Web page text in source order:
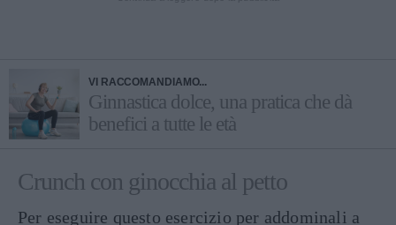
VI RACCOMANDIAMO...
Ginnastica dolce, una pratica che dà
benefici a tutte le età
Crunch con ginocchia al petto
Per eseguire questo esercizio per addominali a